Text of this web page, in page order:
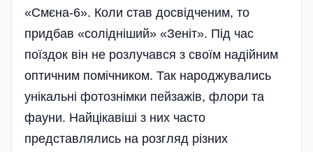
«Смєна-6». Коли став досвідченим, то
придбав «солідніший» «Зеніт». Під час
поїздок він не розлучався з своїм надійним
оптичним помічником. Так народжувались
унікальні фотознімки пейзажів, флори та
фауни. Найцікавіші з них часто
представлялись на розгляд різних